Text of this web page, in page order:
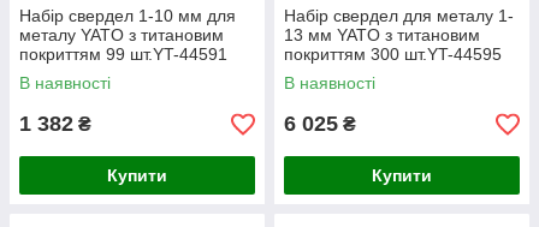
Набір свердел 1-10 мм для
металу YATO з титановим
покриттям 99 шт.YT-44591
В наявності
1 382 ₴
Купити
Набір свердел для металу 1-
13 мм YATO з титановим
покриттям 300 шт.YT-44595
В наявності
6 025 ₴
Купити